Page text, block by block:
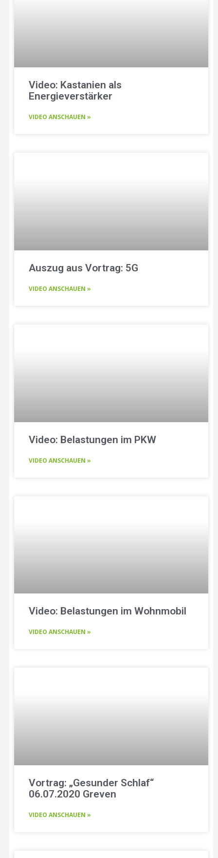
Video: Kastanien als
Energieverstärker
VIDEO ANSCHAUEN »
Auszug aus Vortrag: 5G
VIDEO ANSCHAUEN »
Video: Belastungen im PKW
VIDEO ANSCHAUEN »
Video: Belastungen im Wohnmobil
VIDEO ANSCHAUEN »
Vortrag: „Gesunder Schlaf“
06.07.2020 Greven
VIDEO ANSCHAUEN »